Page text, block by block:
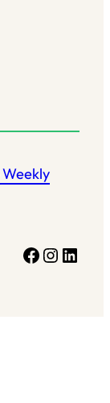
Weekly
Facebook Instagram LinkedIn